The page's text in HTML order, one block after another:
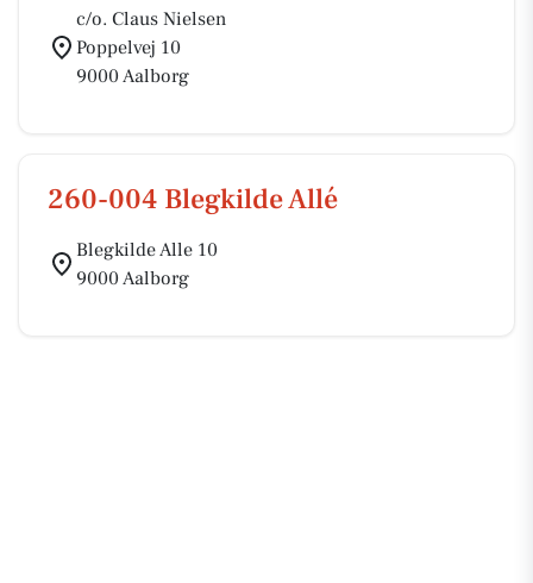
c/o. Claus Nielsen
Poppelvej 10
9000 Aalborg
260-004 Blegkilde Allé
Blegkilde Alle 10
9000 Aalborg